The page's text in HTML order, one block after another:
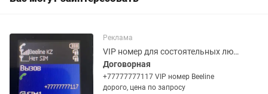
Реклама
VIP номер для состоятельных людей
Договорная
+77777777117 VIP номер Beeline
дорого, цена по запросу